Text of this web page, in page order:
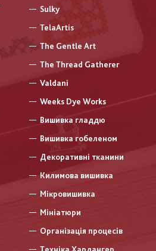
Sulky
TelaArtis
The Gentle Art
The Thread Gatherer
Valdani
Weeks Dye Works
Вишивка гладдю
Вишивка гобеленом
Декоративні тканини
Килимова вишивка
Мікровишивка
Мініатюри
Організація процесів